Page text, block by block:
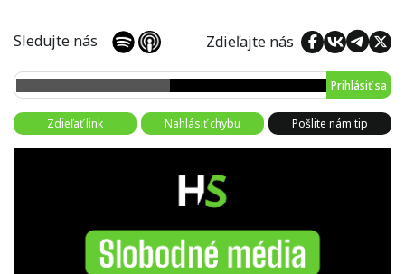
Sledujte nás Zdieľajte nás
Prihlásiť sa
Zdieľať link Nahlásiť chybu Pošlite nám tip